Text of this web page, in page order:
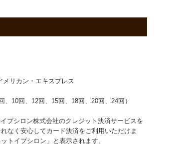
リカン・エキスプレス
10回、12回、15回、18回、20回、24回）
プシロン株式会社のクレジット決済サービスを
なく安心してカード決済をご利用いただけま
トイプシロン」と表示されます。